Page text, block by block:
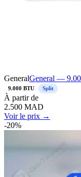
GeneralGeneral —
9.000 BTU Split
À partir de
2.500 MAD
Voir le prix →
-20%